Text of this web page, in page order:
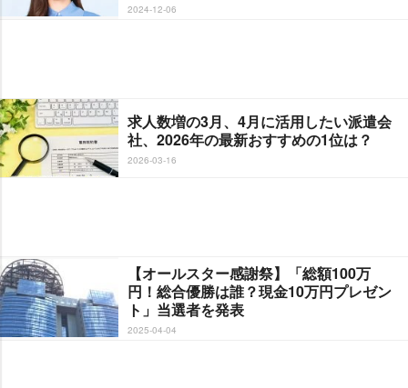
2024-12-06
求人数増の3月、4月に活用したい派遣会
社、2026年の最新おすすめの1位は？
2026-03-16
【オールスター感謝祭】「総額100万
円！総合優勝は誰？現金10万円プレゼン
ト」当選者を発表
2025-04-04